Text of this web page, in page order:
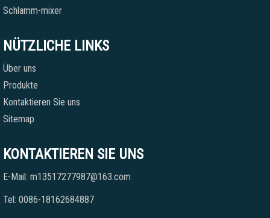
Schlamm-mixer
NÜTZLICHE LINKS
Über uns
Produkte
Kontaktieren Sie uns
Sitemap
KONTAKTIEREN SIE UNS
E-Mail: m13517277987@163.com
Tel: 0086-18162684887